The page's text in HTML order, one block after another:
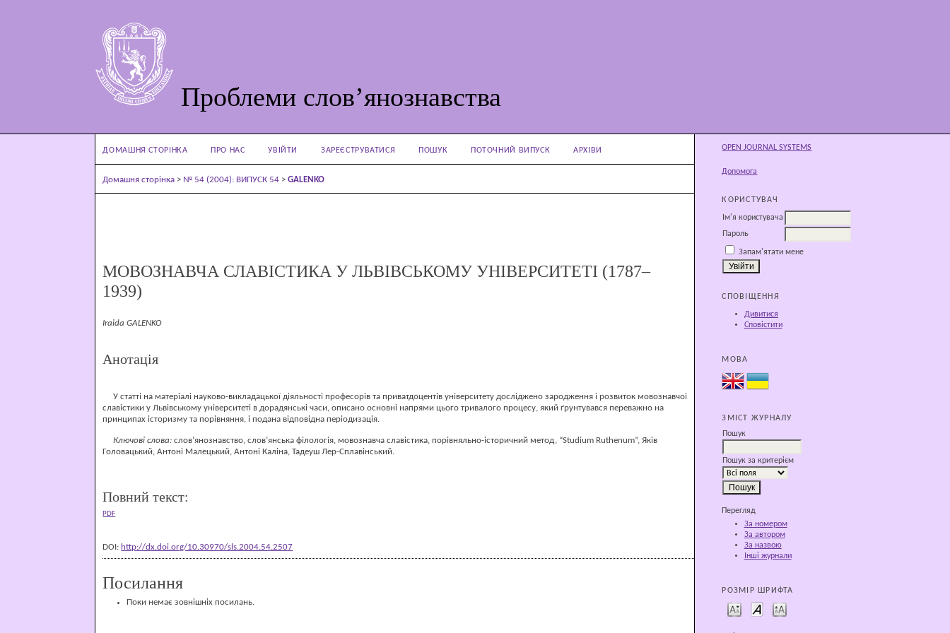
Проблеми слов’янознавства
OPEN JOURNAL SYSTEMS
Допомога
КОРИСТУВАЧ
Ім'я користувача
Пароль
Запам'ятати мене
СПОВІЩЕННЯ
Дивитися
Сповістити
МОВА
ЗМІСТ ЖУРНАЛУ
Пошук
Пошук за критерієм
Перегляд
За номером
За автором
За назвою
Інші журнали
РОЗМІР ШРИФТА
ДОМАШНЯ СТОРІНКА ПРО НАС УВІЙТИ ЗАРЕЄСТРУВАТИСЯ ПОШУК ПОТОЧНИЙ ВИПУСК АРХІВИ
Домашня сторінка > № 54 (2004): ВИПУСК 54 >GALENKO
МОВОЗНАВЧА СЛАВІСТИКА У ЛЬВІВСЬКОМУ УНІВЕРСИТЕТІ (1787–
1939)
Iraida GALENKO
Анотація
У статті на матеріалі науково-викладацької діяльності професорів та приватдоцентів університету досліджено зародження і розвиток мовознавчої
славістики у Львівському університеті в дорадянські часи, описано основні напрями цього тривалого процесу, який ґрунтувався переважно на
принципах історизму та порівняння, і подана відповідна періодизація.
Ключові слова: слов’янознавство, слов’янська філологія, мовознавча славістика, порівняльно-історичний метод, “Studium Ruthenum”, Яків
Головацький, Антоні Малецький, Антоні Каліна, Тадеуш Лер-Сплавінський.
Повний текст:
PDF
DOI: http://dx.doi.org/10.30970/sls.2004.54.2507
Посилання
Поки немає зовнішніх посилань.